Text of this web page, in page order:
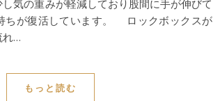
気の重みが軽減しており股間に手が伸びて
ちが復活しています。 ロックボックスが
れ…
もっと読む